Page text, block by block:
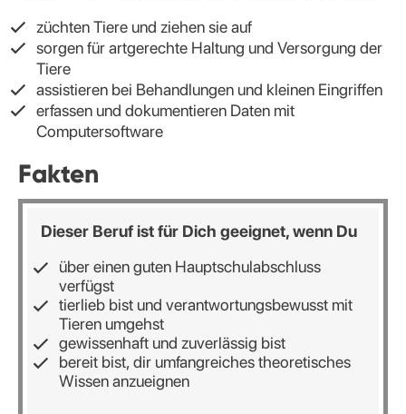
züchten Tiere und ziehen sie auf
sorgen für artgerechte Haltung und Versorgung der
Tiere
assistieren bei Behandlungen und kleinen Eingriffen
erfassen und dokumentieren Daten mit
Computersoftware
Fakten
Dieser Beruf ist für Dich geeignet, wenn Du
über einen guten Hauptschulabschluss
verfügst
tierlieb bist und verantwortungsbewusst mit
Tieren umgehst
gewissenhaft und zuverlässig bist
bereit bist, dir umfangreiches theoretisches
Wissen anzueignen